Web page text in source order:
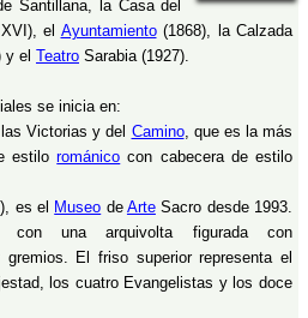
Santillana, la Casa del
el Ayuntamiento(1868), la Calzada
el Teatro Sarabia (1927).
se inicia en:
Victorias y del Camino, que es la más
estilorománico con cabecera de estilo
es el Museo de ArteSacro desde 1993.
una arquivolta figurada con
El friso superior representa el
los cuatro Evangelistas y los doce